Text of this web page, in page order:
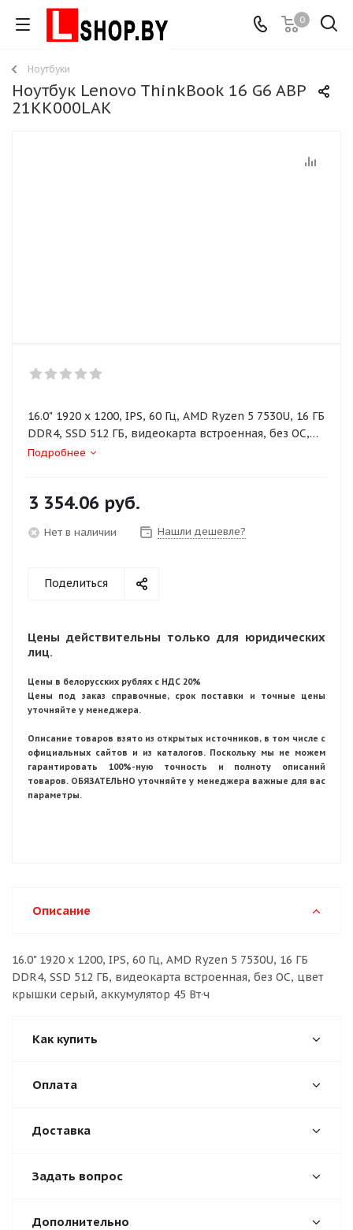
0
Ноутбуки
Ноутбук Lenovo ThinkBook 16 G6 ABP
21KK000LAK
16.0" 1920 x 1200, IPS, 60 Гц, AMD Ryzen 5 7530U, 16 ГБ
DDR4, SSD 512 ГБ, видеокарта встроенная, без ОС,
цвет крышки серый, аккумулятор 45 Вт·ч
Подробнее
3 354.06 руб.
Нет в наличии Нашли дешевле?
Поделиться
Цены действительны только для юридических
лиц.
Цены в белорусских рублях с НДС 20%
Цены под заказ справочные, срок поставки и точные цены
уточняйте у менеджера.
Описание товаров взято из открытых источников, в том числе с
официальных сайтов и из каталогов. Поскольку мы не можем
гарантировать 100%-ную точность и полноту описаний
товаров. ОБЯЗАТЕЛЬНО уточняйте у менеджера важные для вас
параметры.
Описание
16.0" 1920 x 1200, IPS, 60 Гц, AMD Ryzen 5 7530U, 16 ГБ
DDR4, SSD 512 ГБ, видеокарта встроенная, без ОС, цвет
крышки серый, аккумулятор 45 Вт·ч
Как купить
Оплата
Доставка
Задать вопрос
Дополнительно